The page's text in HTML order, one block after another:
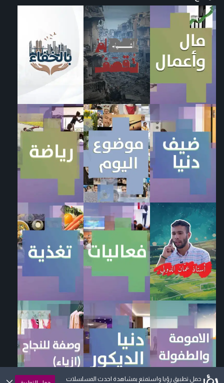
حمل تطبيق رؤيا واستمتع بمشاهدة احدث المسلسلات